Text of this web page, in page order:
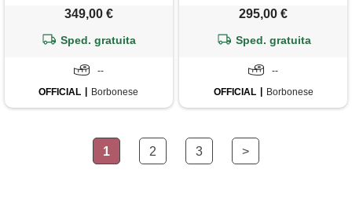
349,00 €
Sped. gratuita
--
OFFICIAL
Borbonese
295,00 €
Sped. gratuita
--
OFFICIAL
Borbonese
1 2 3 >